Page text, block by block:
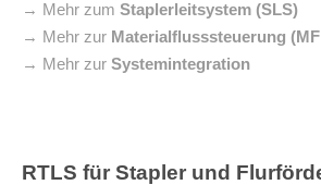
→ Mehr zum Staplerleitsystem (SLS)
→ Mehr zur Materialflusssteuerung
→ Mehr zur Systemintegration
RTLS für Stapler und